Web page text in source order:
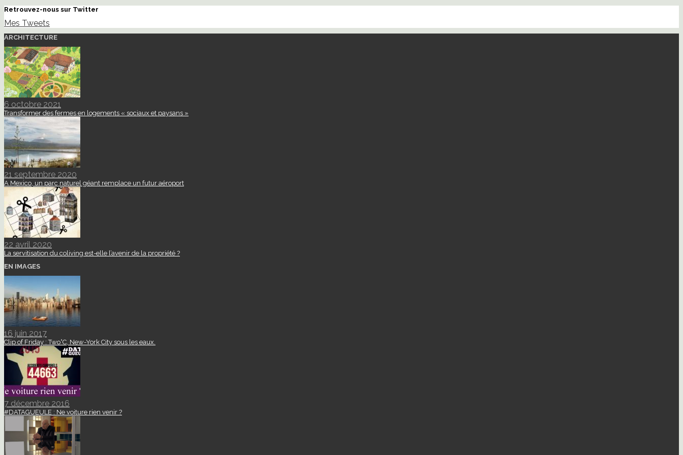
Retrouvez-nous sur Twitter
Mes Tweets
ARCHITECTURE
6 octobre 2021
Transformer des fermes en logements « sociaux et paysans »
21 septembre 2020
A Mexico, un parc naturel géant remplace un futur aéroport
22 avril 2020
La servitisation du coliving est-elle l’avenir de la propriété ?
EN IMAGES
16 juin 2017
Clip of Friday : Two°C, New-York City sous les eaux.
7 décembre 2016
#DATAGUEULE : Ne voiture rien venir ?